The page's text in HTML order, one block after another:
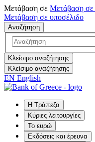
Μετάβαση σε Μετάβαση σε
Μετάβαση σε υποσέλιδο
Αναζήτηση
Κλείσιμο αναζήτησης
Κλείσιμο αναζήτησης
EN English
Η Τράπεζα
Κύριες λειτουργίες
Το ευρώ
Εκδόσεις και έρευνα